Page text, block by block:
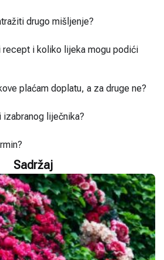
drugo mišljenje?
recept i koliko lijeka mogu podići
plaćam doplatu, a za druge ne?
liječnika?
Sadržaj